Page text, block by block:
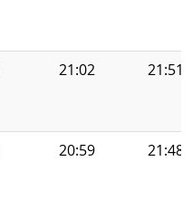
21:02 21:51
20:59 21:48